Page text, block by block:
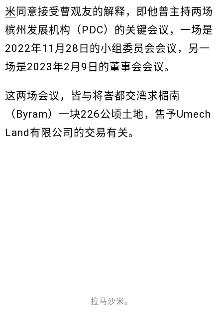
米 同意接受曹观友的解释，即他曾主持两场
槟州发展机构（PDC）的关键会议，一场是
2022年11月28日的小组委员会会议，另一
场是2023年2月9日的董事会会议。
这两场会议，皆与将峇都交湾求楣南
（Byram）一块226公顷土地，售予Umech
Land有限公司的交易有关。
拉马沙米。